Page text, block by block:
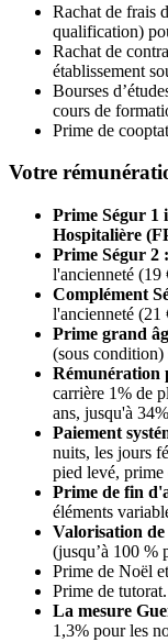
Rachat de frais
qualification)
Rachat de
établissement
Bourses
cours de
Prime de
Votre
Prime Ségur 1
Hospitalière
Prime Ségur 2 :
l'ancienneté (19
Complément
l'ancienneté (21
Prime grand
(sous
Rémunération
carrière 1% de
ans, jusqu'à 34%
Paiement
nuits, les jours
pied levé,
Prime de fin
éléments
Valorisation
(jusqu’à 100 %
Prime de Noël
Prime de tutorat.
La mesure
1,3% pour les